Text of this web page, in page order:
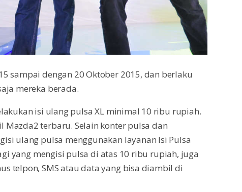
sampai dengan 20 Oktober 2015, dan berlaku
mereka berada.
isi ulang pulsa XL minimal 10 ribu rupiah.
Mazda2 terbaru. Selain konter pulsa dan
ulang pulsa menggunakan layanan Isi Pulsa
yang mengisi pulsa di atas 10 ribu rupiah, juga
telpon, SMS atau data yang bisa diambil di